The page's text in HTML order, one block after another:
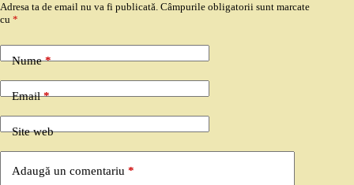
Adresa ta de email nu va fi publicată. Câmpurile obligatorii sunt marcate
cu *
Nume*
Email*
Site web
Adaugă un comentariu *